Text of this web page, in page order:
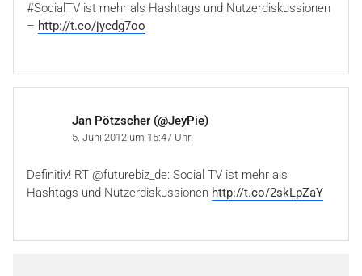
#SocialTV ist mehr als Hashtags und Nutzerdiskussionen
– http://t.co/jycdg7oo
Jan Pötzscher (@JeyPie)
5. Juni 2012 um 15:47 Uhr
Definitiv! RT @futurebiz_de: Social TV ist mehr als
Hashtags und Nutzerdiskussionen http://t.co/2skLpZaY